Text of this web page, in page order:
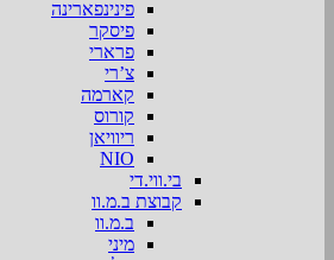
פינינפארינה
פיסקר
פרארי
צ’רי
קארמה
קורוס
ריוויאן
NIO
בי.ווי.די
קבוצת ב.מ.וו
ב.מ.וו
מיני